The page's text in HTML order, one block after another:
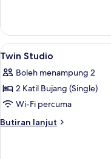
Studio
Lihat
semua
foto
untuk
Twin
Studio
1
Twin Studio
Boleh menampung 2
2 Katil Bujang (Single)
Wi-Fi percuma
Butiran lanjut
Butiran